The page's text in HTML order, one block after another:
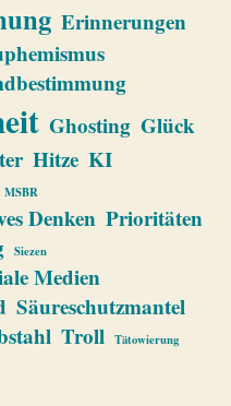
Erinnerungen
Ghosting Glück
Hitze KI
MSBR
Denken Prioritäten
Siezen
Medien
Säureschutzmantel
Troll Tätowierung